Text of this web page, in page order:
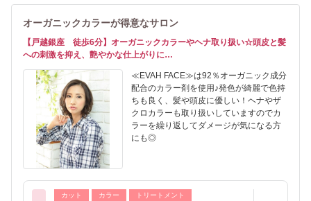
オーガニックカラーが得意なサロン
【戸越銀座 徒歩6分】オーガニックカラーやヘナ取り扱い☆頭皮と髪
への刺激を抑え、艶やかな仕上がりに…
≪EVAH FACE≫は92％オーガニック成分
配合のカラー剤を使用♪発色が綺麗で色持
ちも良く、髪や頭皮に優しい！ヘナやザ
クロカラーも取り扱いしていますのでカ
ラーを繰り返してダメージが気になる方
にも◎
カット カラー トリートメント